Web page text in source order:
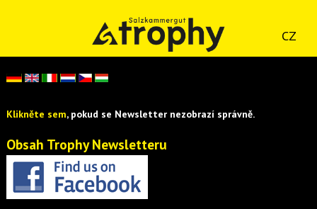
CZ
Klikněte sem, pokud se Newsletter nezobrazí správně.
Obsah Trophy Newsletteru